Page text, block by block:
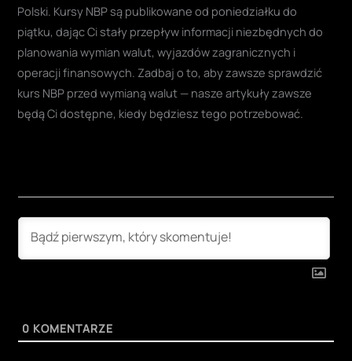
Polski. Kursy NBP są publikowane od poniedziałku do
piątku, dając Ci stały przepływ informacji niezbędnych do
planowania wymian walut, wyjazdów zagranicznych i
operacji finansowych. Zadbaj o to, aby zawsze sprawdzić
kurs NBP przed wymianą walut — nasze artykuły zawsze
będą Ci dostępne, kiedy będziesz tego potrzebować.
0 KOMENTARZE